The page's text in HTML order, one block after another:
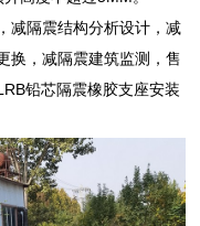
减隔震结构分析设计，减
换，减隔震建筑监测，售
铅芯隔震橡胶支座安装